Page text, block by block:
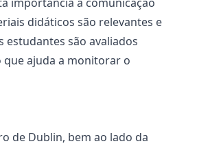
didáticos são relevantes e
estudantes são avaliados
ajuda a monitorar o
de Dublin, bem ao lado da